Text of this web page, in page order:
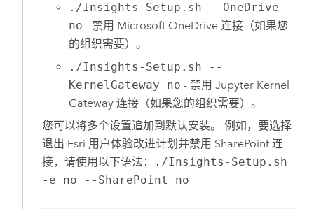
./Insights-Setup.sh --OneDrive
no - 禁用 Microsoft OneDrive 连接（如果您
的组织需要）。
./Insights-Setup.sh --
KernelGateway no - 禁用Jupyter Kernel
Gateway 连接（如果您的组织需要）。
您可以将多个设置追加到默认安装。 例如，要选择
退出 Esri 用户体验改进计划并禁用 SharePoint连
接，请使用以下语法：
./Insights-Setup.sh
-e no --SharePoint no